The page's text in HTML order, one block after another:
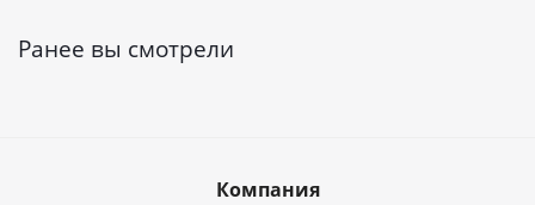
Ранее вы смотрели
Компания